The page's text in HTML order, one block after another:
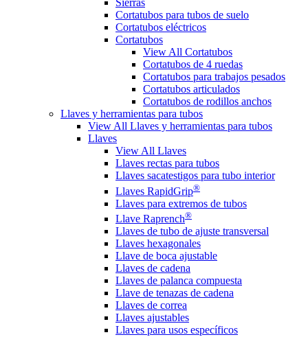
Sierras
Cortatubos para tubos de suelo
Cortatubos eléctricos
Cortatubos
View All Cortatubos
Cortatubos de 4 ruedas
Cortatubos para trabajos pesados
Cortatubos articulados
Cortatubos de rodillos anchos
Llaves y herramientas para tubos
View All Llaves y herramientas para tubos
Llaves
View All Llaves
Llaves rectas para tubos
Llaves sacatestigos para tubo interior
Llaves RapidGrip®
Llaves para extremos de tubos
Llave Raprench®
Llaves de tubo de ajuste transversal
Llaves hexagonales
Llave de boca ajustable
Llaves de cadena
Llaves de palanca compuesta
Llave de tenazas de cadena
Llaves de correa
Llaves ajustables
Llaves para usos específicos